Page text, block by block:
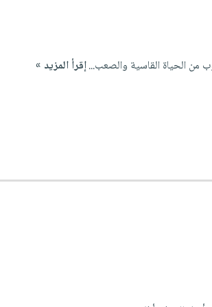
من الحياة القاسية والصعب...إقرأ المزيد »